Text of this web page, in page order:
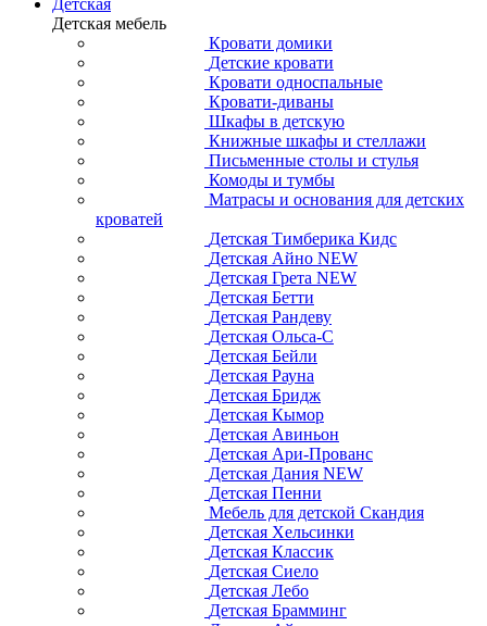
Детская мебель
Кровати домики
Детские кровати
Кровати односпальные
Кровати-диваны
Шкафы в детскую
Книжные шкафы и стеллажи
Письменные столы и стулья
Комоды и тумбы
Матрасы и основания для детских
кроватей
Детская Тимберика Кидс
Детская Айно NEW
Детская Грета NEW
Детская Бетти
Детская Рандеву
Детская Ольса-С
Детская Бейли
Детская Рауна
Детская Бридж
Детская Кымор
Детская Авиньон
Детская Ари-Прованс
Детская Дания NEW
Детская Пенни
Мебель для детской Скандия
Детская Хельсинки
Детская Классик
Детская Сиело
Детская Лебо
Детская Брамминг